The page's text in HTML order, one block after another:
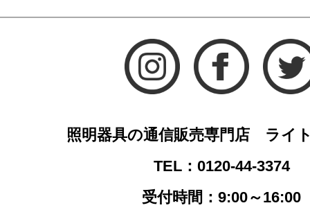
照明器具の通信販売専門店 ライ
TEL：0120-44-3374
受付時間：9:00～16:00